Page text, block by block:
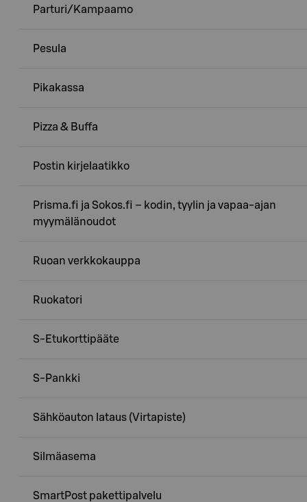
Parturi/Kampaamo
Pesula
Pikakassa
Pizza & Buffa
Postin kirjelaatikko
Prisma.fi ja Sokos.fi – kodin, tyylin ja vapaa-ajan
myymälänoudot
Ruoan verkkokauppa
Ruokatori
S-Etukorttipääte
S-Pankki
Sähköauton lataus (Virtapiste)
Silmäasema
SmartPost pakettipalvelu